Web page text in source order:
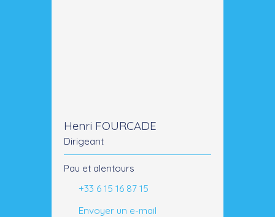
Henri FOURCADE
Dirigeant
Pau et alentours
+33 6 15 16 87 15
Envoyer un e-mail